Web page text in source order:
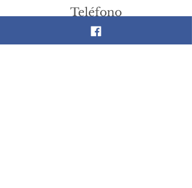
Teléfono
55 26 89 13 14